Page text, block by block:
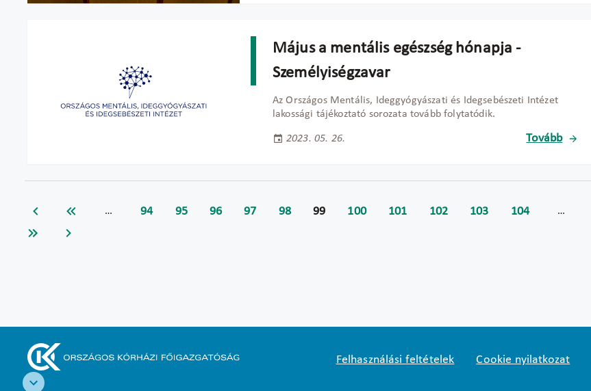
Május a mentális egészség hónapja -
Személyiségzavar
Az Országos Mentális, Ideggyógyászati és Idegsebészeti Intézet
lakossági tájékoztató sorozata tovább folytatódik.
2023. 05. 26. Tovább
… 94 95 96 97 98 99 100 101 102 103 104 …
Felhasználási feltételek Cookie nyilatkozat